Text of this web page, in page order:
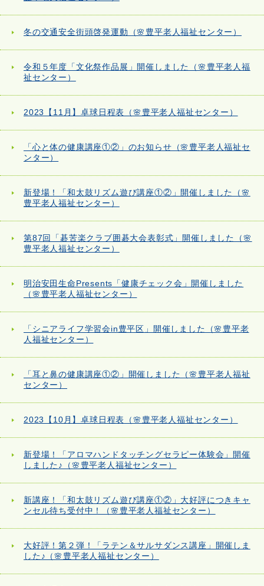
冬の交通安全街頭啓発運動（🌸豊平老人福祉センター）
令和５年度「文化祭作品展」開催しました（🌸豊平老人福
祉センター）
2023【11月】卓球日程表（🌸豊平老人福祉センター）
「心と体の健康講座①②」のお知らせ（🌸豊平老人福祉セ
ンター）
新登場！「和太鼓リズム遊び講座①②」開催しました（🌸
豊平老人福祉センター）
第87回「碁苦楽クラブ囲碁大会表彰式」開催しました（🌸
豊平老人福祉センター）
明治安田生命Presents「健康チェック会」開催しました
（🌸豊平老人福祉センター）
「シニアライフ学習会in豊平区」開催しました（🌸豊平老
人福祉センター）
「耳と鼻の健康講座①②」開催しました（🌸豊平老人福祉
センター）
2023【10月】卓球日程表（🌸豊平老人福祉センター）
新登場！「アロマハンドタッチングセラピー体験会」開催
しました♪（🌸豊平老人福祉センター）
新講座！「和太鼓リズム遊び講座①②」大好評につきキャ
ンセル待ち受付中！（🌸豊平老人福祉センター）
大好評！第２弾！「ラテン＆サルサダンス講座」開催しま
した♪（🌸豊平老人福祉センター）